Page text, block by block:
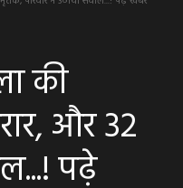
की
और 32
पढ़े